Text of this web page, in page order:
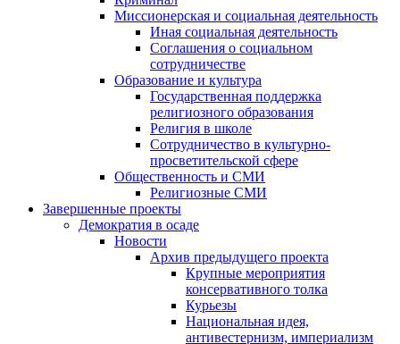
Миссионерская и социальная деятельность
Иная социальная деятельность
Соглашения о социальном
сотрудничестве
Образование и культура
Государственная поддержка
религиозного образования
Религия в школе
Сотрудничество в культурно-
просветительской сфере
Общественность и СМИ
Религиозные СМИ
Завершенные проекты
Демократия в осаде
Новости
Архив предыдущего проекта
Крупные мероприятия
консервативного толка
Курьезы
Национальная идея,
антивестернизм, империализм